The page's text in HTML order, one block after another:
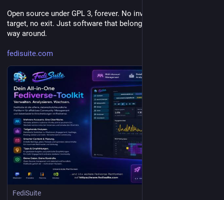
Open source under GPL 3, forever. No investor, no growth
target, no exit. Just software that belongs to you, not the other
way around.
fedisuite.com
FediSuite